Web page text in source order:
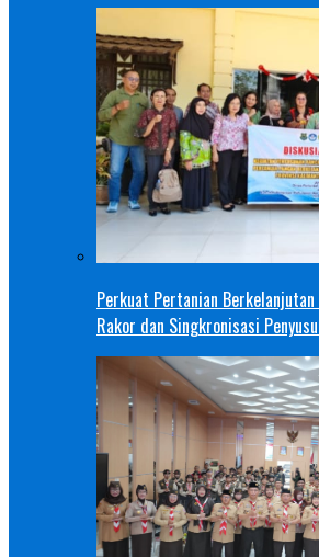
Perkuat Pertanian
Rakor dan Singkronisasi